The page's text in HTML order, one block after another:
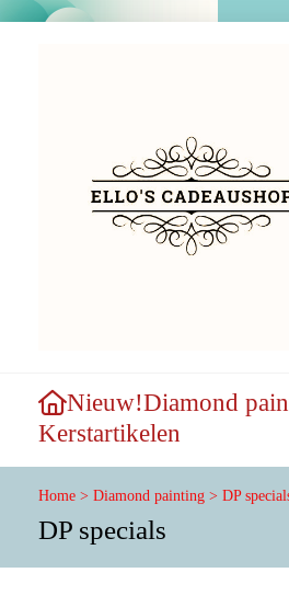
Nieuw!Diamond
Kerstartikelen
Home > Diamond painting > DP
DP specials